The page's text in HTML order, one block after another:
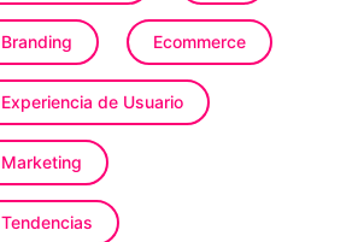
Branding Ecommerce
Experiencia de Usuario
Marketing
Tendencias